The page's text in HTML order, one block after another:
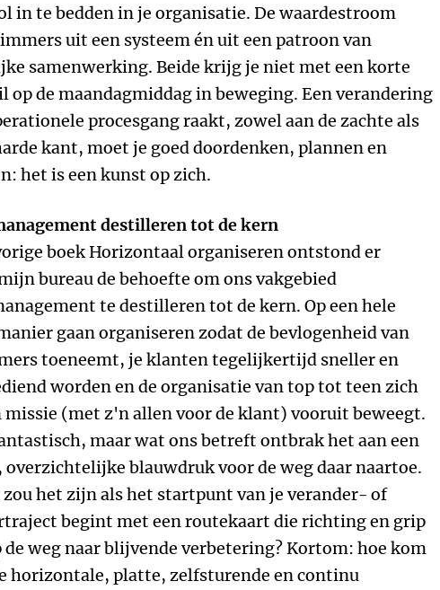
in te bedden in je organisatie. De waardestroom
uit een systeem én uit een patroon van
samenwerking. Beide krijg je niet met een korte
op de maandagmiddag in beweging. Een verandering
procesgang raakt, zowel aan de zachte als
kant, moet je goed doordenken, plannen en
het is een kunst op zich.
destilleren tot de kern
boek Horizontaal organiseren ontstond er
bureau de behoefte om ons vakgebied
te destilleren tot de kern. Op een hele
gaan organiseren zodat de bevlogenheid van
toeneemt, je klanten tegelijkertijd sneller en
worden en de organisatie van top tot teen zich
missie (met z'n allen voor de klant) vooruit beweegt.
maar wat ons betreft ontbrak het aan een
overzichtelijke blauwdruk voor de weg daar naartoe.
het zijn als het startpunt van je verander- of
begint met een routekaart die richting en grip
de weg naar blijvende verbetering? Kortom: hoe kom
horizontale, platte, zelfsturende en continu